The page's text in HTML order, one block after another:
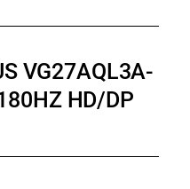
VG27AQL3A-
HD/DP